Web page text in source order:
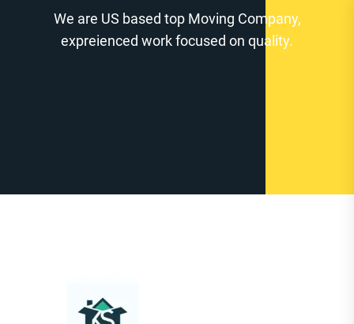
We are US based top Moving Company,
expreienced work focused on quality.